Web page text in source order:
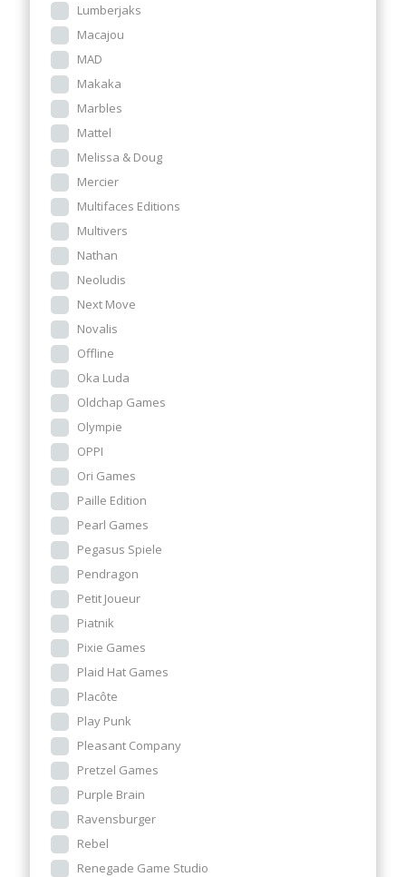
Lumberjaks
Macajou
MAD
Makaka
Marbles
Mattel
Melissa & Doug
Mercier
Multifaces Editions
Multivers
Nathan
Neoludis
Next Move
Novalis
Offline
Oka Luda
Oldchap Games
Olympie
OPPI
Ori Games
Paille Edition
Pearl Games
Pegasus Spiele
Pendragon
Petit Joueur
Piatnik
Pixie Games
Plaid Hat Games
Placôte
Play Punk
Pleasant Company
Pretzel Games
Purple Brain
Ravensburger
Rebel
Renegade Game Studio